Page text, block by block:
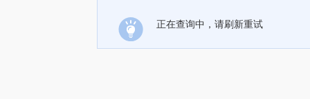
正在查询中，请刷新重试